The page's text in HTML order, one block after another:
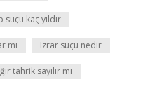
suçu kaç yıldır
mı Izrar suçu nedir
tahrik sayılır mı